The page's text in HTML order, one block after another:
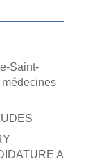
Saint-
A